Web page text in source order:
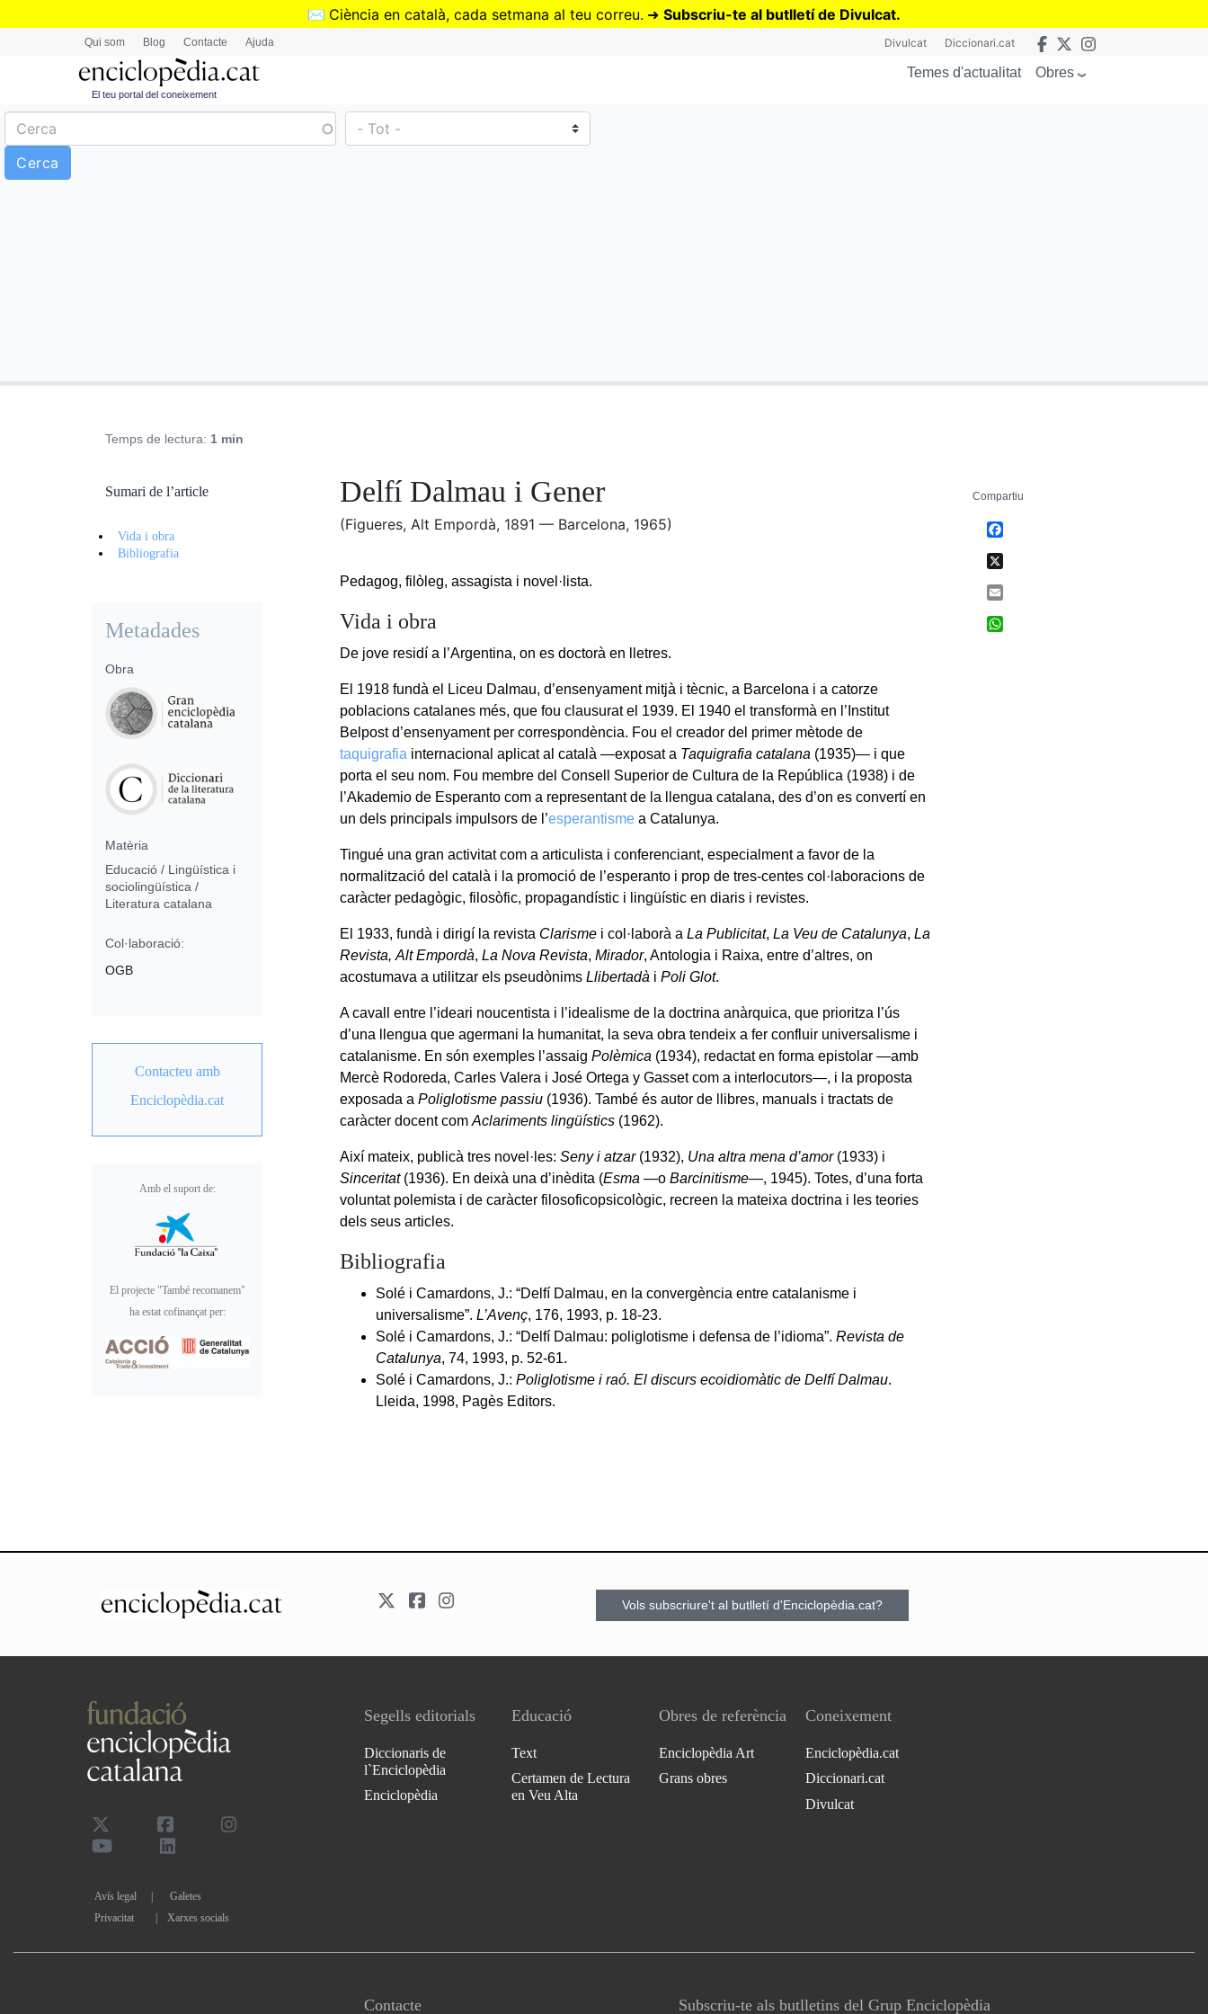
Vés
✉️ Ciència en català, cada setmana al teu correu. ➜ Subscriu-te al butlletí de Divulcat.
Qui som Blog Contacte Ajuda Divulcat Diccionari.cat
El teu portal del coneixement
Temes d'actualitat Obres
Temps de lectura: 1 min
Delfí Dalmau i Gener
(Figueres, Alt Empordà, 1891 — Barcelona, 1965)
Pedagog, filòleg, assagista i novel·lista.
Vida i obra
De jove residí a l’Argentina, on es doctorà en lletres.
El 1918 fundà el Liceu Dalmau, d’ensenyament mitjà i tècnic, a Barcelona i a catorze
poblacions catalanes més, que fou clausurat el 1939. El 1940 el transformà en l’Institut
Belpost d’ensenyament per correspondència. Fou el creador del primer mètode de
taquigrafia internacional aplicat al català —exposat a Taquigrafia catalana (1935)— i que
porta el seu nom. Fou membre del Consell Superior de Cultura de la República (1938) i de
l’Akademio de Esperanto com a representant de la llengua catalana, des d’on es convertí en
un dels principals impulsors de l’esperantisme a Catalunya.
Tingué una gran activitat com a articulista i conferenciant, especialment a favor de la
normalització del català i la promoció de l’esperanto i prop de tres-centes col·laboracions de
caràcter pedagògic, filosòfic, propagandístic i lingüístic en diaris i revistes.
El 1933, fundà i dirigí la revista Clarisme i col·laborà aLa Publicitat,La Veu de Catalunya,La
Revista,Alt Empordà,La Nova Revista,Mirador, Antologia i Raixa, entre d’altres, on
acostumava a utilitzar els pseudònimsLlibertadà iPoli Glot.
A cavall entre l’ideari noucentista i l’idealisme de la doctrina anàrquica, que prioritza l’ús
d’una llengua que agermani la humanitat, la seva obra tendeix a fer confluir universalisme i
catalanisme. En són exemples l’assaigPolèmica (1934), redactat en forma epistolar —amb
Mercè Rodoreda, Carles Valera i José Ortega y Gasset com a interlocutors—, i la proposta
exposada aPoliglotisme passiu (1936). També és autor de llibres, manuals i tractats de
caràcter docent comAclariments lingüístics (1962).
Així mateix, publicà tres novel·les:Seny i atzar(1932), Una altra mena d’amor(1933) i
Sinceritat(1936). En deixà una d’inèdita (Esma —oBarcinitisme—, 1945). Totes, d’una forta
voluntat polemista i de caràcter filosoficopsicològic, recreen la mateixa doctrina i les teories
dels seus articles.
Bibliografia
Solé i Camardons, J.: “Delfí Dalmau, en la convergència entre catalanisme i
universalisme”.L’Avenç, 176, 1993, p. 18-23.
Solé i Camardons, J.: “Delfí Dalmau: poliglotisme i defensa de l’idioma”.Revista de
Catalunya, 74, 1993, p. 52-61.
Solé i Camardons, J.:Poliglotisme i raó. El discurs ecoidiomàtic de Delfí Dalmau.
Lleida, 1998, Pagès Editors.
Sumari de l’article
Vida i obra
Bibliografia
Metadades
Obra
Matèria
Educació / Lingüística i
sociolingüística /
Literatura catalana
Col·laboració:
OGB
Contacteu amb
Enciclopèdia.cat
Amb el suport de:
El projecte "També recomanem"
ha estat cofinançat per:
Compartiu
Vols subscriure't al butlletí d'Enciclopèdia.cat?
Avís legal
Galetes
Privacitat
| Xarxes socials
Segells editorials
Diccionaris de
l`Enciclopèdia
Enciclopèdia
Educació
Text
Certamen de Lectura
en Veu Alta
Obres de referència
Enciclopèdia Art
Grans obres
Coneixement
Enciclopèdia.cat
Diccionari.cat
Divulcat
Contacte Subscriu-te als butlletins del Grup Enciclopèdia